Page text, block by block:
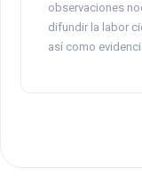
observaciones
difundir la labor
así como